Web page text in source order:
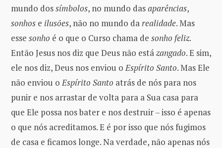
mundo dossímbolos, no mundo dasaparências,
sonhos e ilusões, não no mundo darealidade. Mas
esse sonho é o que o Curso chama de sonho feliz.
Então Jesus nos diz que Deus não estázangado. E sim,
ele nos diz, Deus nos enviou oEspírito Santo. Mas Ele
não enviou oEspírito Santo atrás de nós para nos
punir e nos arrastar de volta para a Sua casa para
que Ele possa nos bater e nos destruir – isso é apenas
o que nós acreditamos. E é por isso que nós fugimos
de casa e ficamos longe. Na verdade, não apenas nós